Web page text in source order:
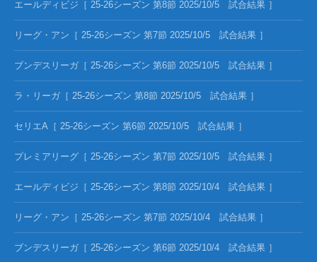
エールディビジ［ 25-26シーズン 第8節 2025/10/5 試合結果 ］
リーグ・アン［ 25-26シーズン 第7節 2025/10/5 試合結果 ］
ブンデスリーガ［ 25-26シーズン 第6節 2025/10/5 試合結果 ］
ラ・リーガ［ 25-26シーズン 第8節 2025/10/5 試合結果 ］
セリエA［ 25-26シーズン 第6節 2025/10/5 試合結果 ］
プレミアリーグ［ 25-26シーズン 第7節 2025/10/5 試合結果 ］
エールディビジ［ 25-26シーズン 第8節 2025/10/4 試合結果 ］
リーグ・アン［ 25-26シーズン 第7節 2025/10/4 試合結果 ］
ブンデスリーガ［ 25-26シーズン 第6節 2025/10/4 試合結果 ］